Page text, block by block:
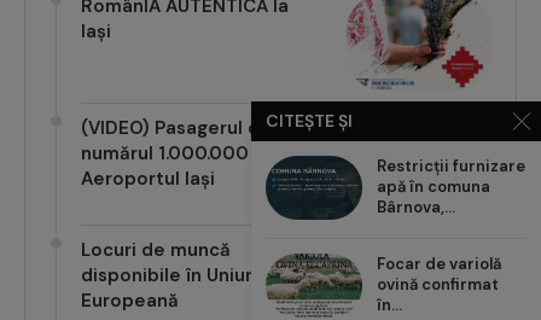
RomânIA AUTENTICĂ la
Iași
(VIDEO) Pasagerul cu
numărul 1.000.000 pe
Aeroportul Iași
Locuri de muncă
disponibile în Uniunea
Europeană
CITEȘTE ȘI
Restricții furnizare
apă în comuna
Bârnova,...
Focar de variolă
ovină confirmat
în...